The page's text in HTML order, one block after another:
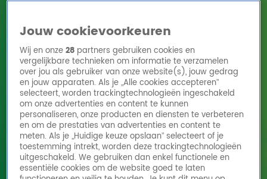
HomeActiesRadioshows DJ'sRadio 10 zendersHitlijsten
Radio luisteren
Volg Radio 10
Zoeken
Jouw cookievoorkeuren
Wij en onze28 partners gebruiken cookies en
vergelijkbare technieken om informatie te verzamelen
over jou als gebruiker van onze website(s), jouw gedrag
en jouw apparaten. Als je „Alle cookies accepteren”
selecteert, worden trackingtechnologieën ingeschakeld
om onze advertenties en content te kunnen
personaliseren, onze producten en diensten te verbeteren
en om de prestaties van advertenties en content te
meten. Als je „Huidige keuze opslaan” selecteert of je
toestemming intrekt, worden deze trackingtechnologieën
uitgeschakeld. We gebruiken dan enkel functionele en
essentiële cookies om de website goed te laten